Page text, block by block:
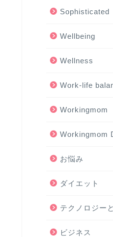
Sophisticated
Wellbeing
Wellness
Work-life
Workingmom
Workingmom
お悩み
ダイエット
テクノロジー
ビジネス